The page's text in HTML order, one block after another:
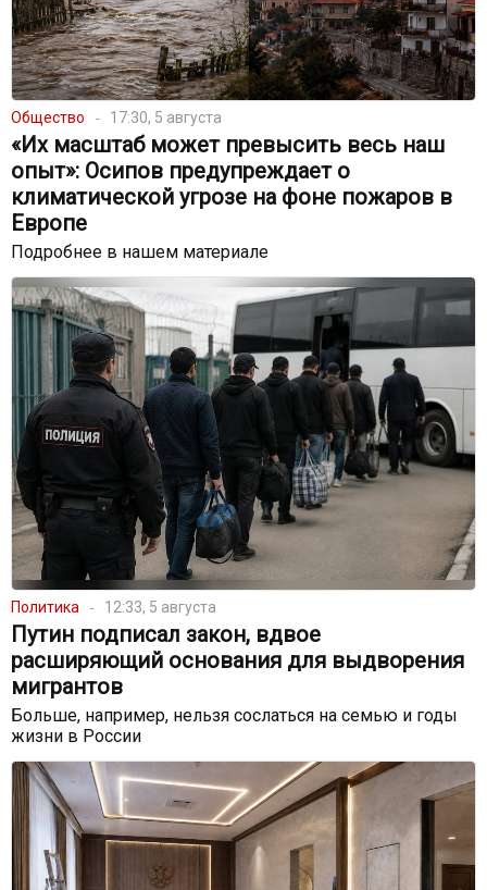
Общество 17:30, 5 августа
«Их масштаб может превысить весь наш
опыт»: Осипов предупреждает о
климатической угрозе на фоне пожаров в
Европе
Подробнее в нашем материале
Политика 12:33, 5 августа
Путин подписал закон, вдвое
расширяющий основания для выдворения
мигрантов
Больше, например, нельзя сослаться на семью и годы
жизни в России